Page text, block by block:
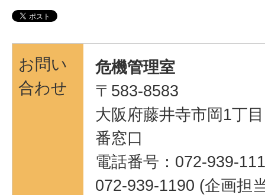
お問い
合わせ
危機管理室
〒583-8583
大阪府藤井寺市岡1丁
番窓口
電話番号：072-939-
072-939-1190 (企画担